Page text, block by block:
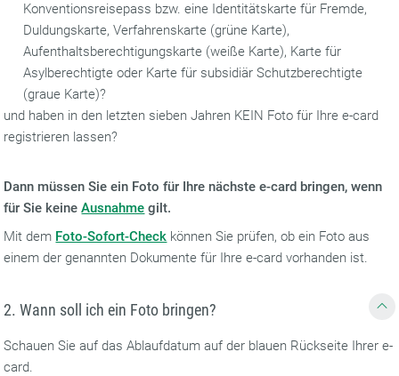
Konventionsreisepass bzw. eine Identitätskarte für Fremde,
Duldungskarte, Verfahrenskarte (grüne Karte),
Aufenthaltsberechtigungskarte (weiße Karte), Karte für
Asylberechtigte oder Karte für subsidiär Schutzberechtigte
(graue Karte)?
und haben in den letzten sieben Jahren KEIN Foto für Ihre e-card
registrieren lassen?
Dann müssen Sie ein Foto für Ihre nächste e-card bringen, wenn
für Sie keineAusnahme gilt.
Mit dem Foto-Sofort-Check können Sie prüfen, ob ein Foto aus
einem der genannten Dokumente für Ihre e-card vorhanden ist.
2. Wann soll ich ein Foto bringen?
Schauen Sie auf das Ablaufdatum auf der blauen Rückseite Ihrer e-
card.